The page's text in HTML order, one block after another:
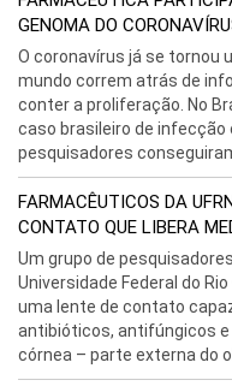
GENOMA DO
O coronavírus já se tornou
mundo correm atrás de
conter a proliferação. No
caso brasileiro de infecção
pesquisadores
FARMACÊUTICOS DA
CONTATO QUE LIBERA
Um grupo de
Universidade Federal do
uma lente de contato
antibióticos, antifúngicos
córnea – parte externa do